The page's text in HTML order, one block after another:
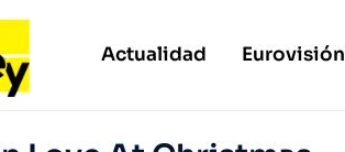
Actualidad Eurovisión